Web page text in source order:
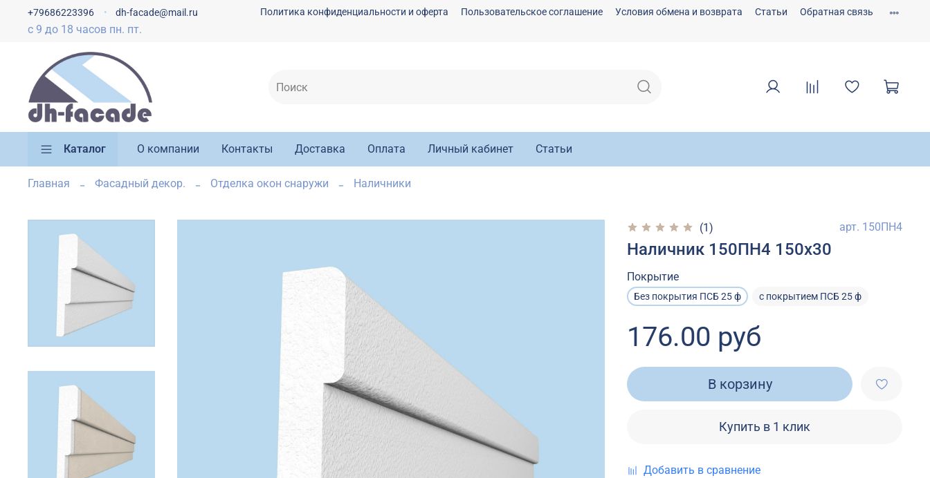
Политика конфиденциальности и оферта Пользовательское соглашение Условия обмена и возврата Статьи Обратная связь
с 9 до 18 часов пн. пт.
+79686223396 dh-facade@mail.ru
Каталог О компании Контакты Доставка Оплата Личный кабинет Статьи
Главная Фасадный декор. Отделка окон снаружи Наличники
(1) арт. 150ПН4
Наличник 150ПН4 150х30
Покрытие
Без покрытия ПСБ 25 ф с покрытием ПСБ 25 ф
176.00 руб
В корзину
Купить в 1 клик
Добавить в сравнение